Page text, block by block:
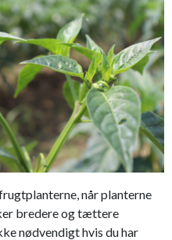
når planterne
bredere og tættere
nødvendigt hvis du har